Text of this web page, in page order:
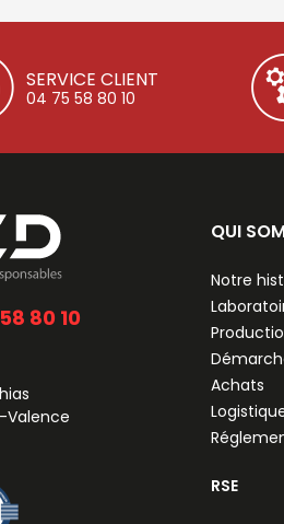
SERVICE CLIENT
04 75 58 80 10
80 10
Valence
QUI
Notre
Achats
RSE